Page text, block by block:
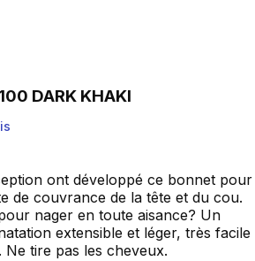
DARK KHAKI
25 reviews
ont développé ce bonnet pour
de couvrance de la tête et du cou.
nager en toute aisance? Un
extensible et léger, très facile
tire pas les cheveux.